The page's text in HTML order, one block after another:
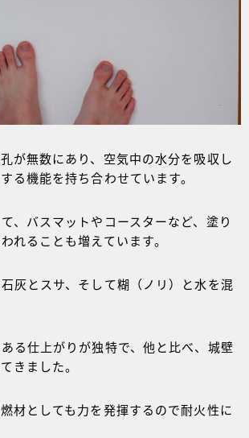
が無数にあり、空気中の水分を吸収し
る機能を持ち合わせています。
、バスマットやコースターなど、塗り
れることも増えています。
灰とスサ、そして糊（ノリ）と水を混
る仕上がりが独特で、他と比べ、城壁
きました。
材としても力を発揮するので耐火性に